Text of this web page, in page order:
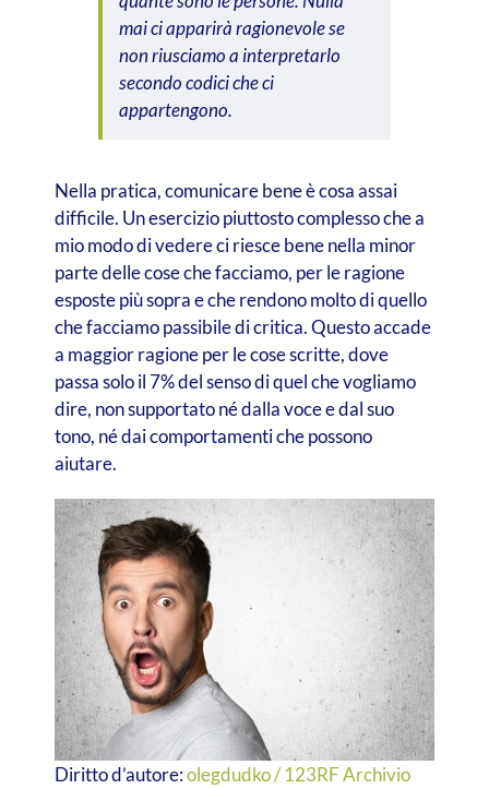
mai ci apparirà ragionevole se
non riusciamo a interpretarlo
secondo codici che ci
appartengono.
Nella pratica, comunicare bene è cosa assai
difficile. Un esercizio piuttosto complesso che a
mio modo di vedere ci riesce bene nella minor
parte delle cose che facciamo, per le ragione
esposte più sopra e che rendono molto di quello
che facciamo passibile di critica. Questo accade
a maggior ragione per le cose scritte, dove
passa solo il 7% del senso di quel che vogliamo
dire, non supportato né dalla voce e dal suo
tono, né dai comportamenti che possono
aiutare.
Diritto d’autore:olegdudko / 123RF Archivio